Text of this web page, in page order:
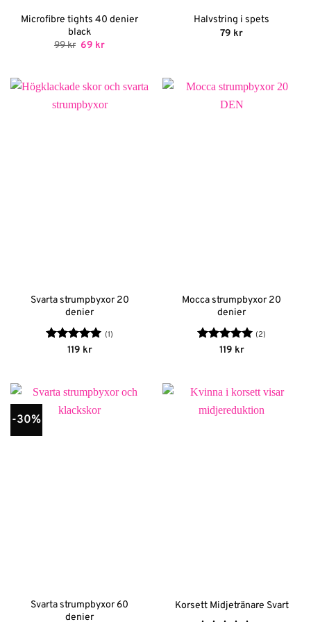
Microfibre tights 40 denier
black
99kr Det
99 kr.
69 krDet
69 kr.
Halvstring i spets
79 kr
Svarta strumpbyxor 20
denier
Betygsatt
(1)
119 kr
Mocca strumpbyxor 20
denier
Betygsatt5
(2)
119 kr
-30%
Svarta strumpbyxor 60
denier
Korsett Midjetränare Svart